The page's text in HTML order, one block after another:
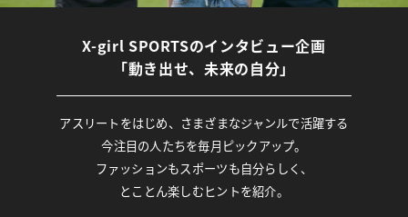
X-girl SPORTSのインタビュー企画
「動き出せ、未来の自分」
アスリートをはじめ、さまざまなジャンルで活躍する
今注目の人たちを毎月ピックアップ。
ファッションもスポーツも自分らしく、
とことん楽しむヒントを紹介。